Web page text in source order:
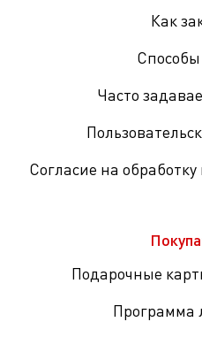
Как
Часто
Согласие на
Подарочные
Программа